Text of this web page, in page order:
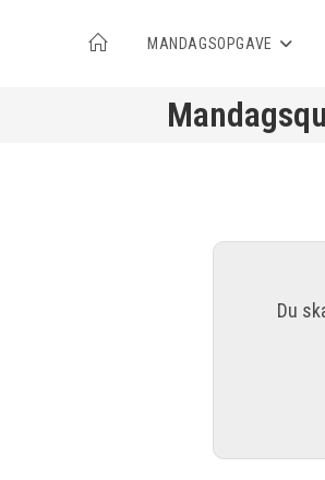
MANDAGSOPGAVE
Du